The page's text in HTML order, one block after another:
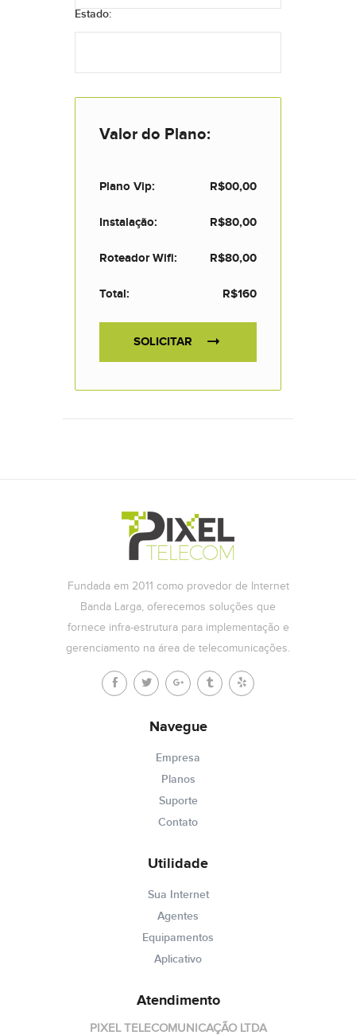
Estado:
Valor do Plano:
Plano Vip: R$00,00
Instalação: R$80,00
Roteador Wifi: R$80,00
Total: R$160
SOLICITAR
Fundada em 2011 como provedor de Internet
Banda Larga, oferecemos soluções que
fornece infra-estrutura para implementação e
gerenciamento na área de telecomunicações.
Navegue
Empresa
Planos
Suporte
Contato
Utilidade
Sua Internet
Agentes
Equipamentos
Aplicativo
Atendimento
PIXEL TELECOMUNICAÇÃO LTDA